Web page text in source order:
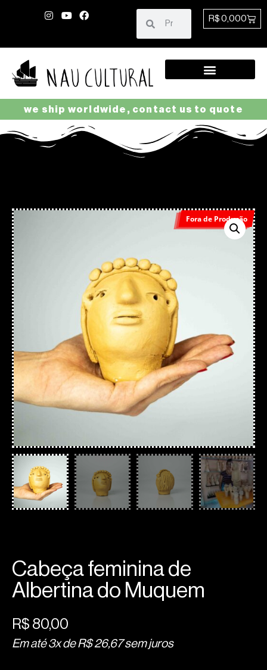
R$ 0,000
we ship worldwide, contact us to quote
Cabeça feminina de
Albertina do Muquem
R$ 80,00
Em até 3x deR$26,67sem juros
Fora de Produção